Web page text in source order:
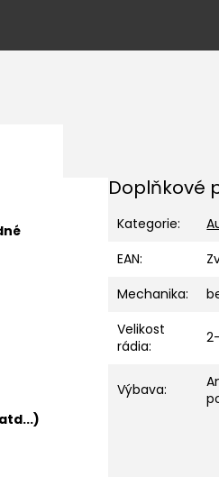
Doplňkové
Kategorie:
EAN:
Mechanika:
Velikost
rádia:
Výbava: